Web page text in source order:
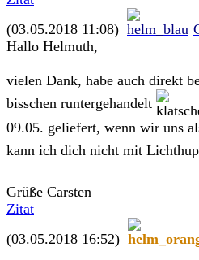
(03.05.2018 11:08)
Hallo Helmuth,
vielen Dank, habe auch direkt
bisschen runtergehandelt
09.05. geliefert, wenn wir uns
kann ich dich nicht mit
Grüße Carsten
Zitat
(03.05.2018 16:52)